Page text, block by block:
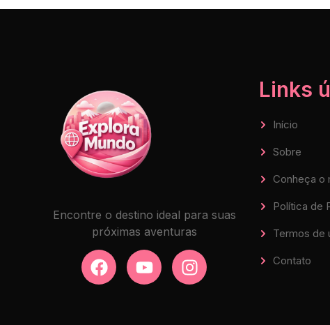
Encontre o destino ideal para suas
próximas aventuras
Links
Início
Sobre
Conheça o
Política de
Termos de
Contato